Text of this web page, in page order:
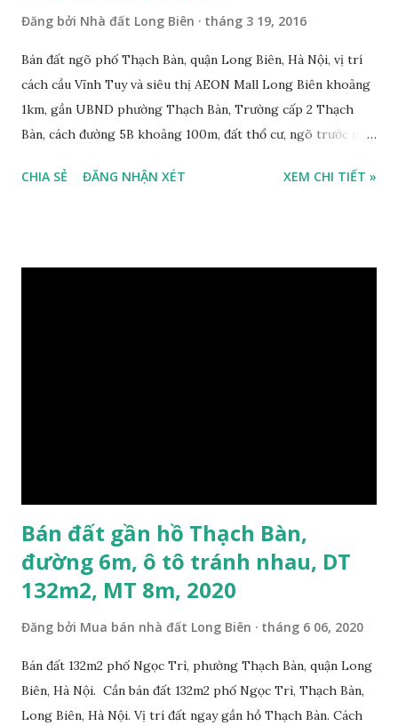
Đăng bởi Nhà đất Long Biên tháng 3 19, 2016
Bán đất ngõ phố Thạch Bàn, quận Long Biên, Hà Nội, vị trí
cách cầu Vĩnh Tuy và siêu thị AEON Mall Long Biên khoảng
1km, gần UBND phường Thạch Bàn, Trường cấp 2 Thạch
Bàn, cách đường 5B khoảng 100m, đất thổ cư, ngõ trước nhà
mặt tiền 5m, sổ đỏ chính chủ, giá bán 30 triệu/m2. Liên hệ:
CHIA SẺ ĐĂNG NHẬN XÉT XEM CHI TIẾT »
Bán đất gần hồ Thạch Bàn,
đường 6m, ô tô tránh nhau, DT
132m2, MT 8m, 2020
Đăng bởi Mua bán nhà đất Long Biên tháng 6 06, 2020
Bán đất 132m2 phố Ngọc Trì, phường Thạch Bàn, quận Long
Biên, Hà Nội. Cần bán đất 132m2 phố Ngọc Trì, Thạch Bàn,
Long Biên, Hà Nội. Vị trí đất ngay gần hồ Thạch Bàn. Cách